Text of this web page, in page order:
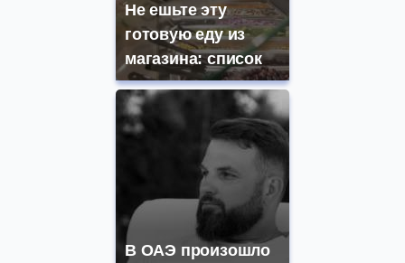
Не ешьте эту
готовую еду из
магазина: список
В ОАЭ произошло